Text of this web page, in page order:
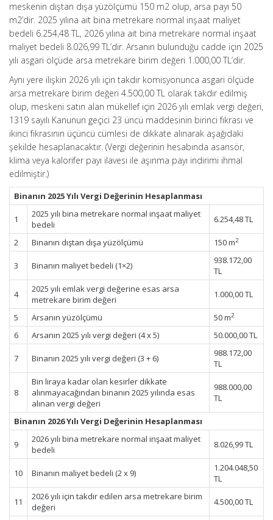
meskenin dıştan dışa yüzölçümü 150 m2 olup, arsa payı 50
m2’dir. 2025 yılına ait bina metrekare normal inşaat maliyet
bedeli 6.254,48 TL, 2026 yılına ait bina metrekare normal inşaat
maliyet bedeli 8.026,99 TL’dir. Arsanın bulunduğu cadde için 2025
yılı asgari ölçüde arsa metrekare birim değeri 1.000,00 TL’dir.
Aynı yere ilişkin 2026 yılı için takdir komisyonunca asgari ölçüde
arsa metrekare birim değeri 4.500,00 TL olarak takdir edilmiş
olup, meskeni satın alan mükellef için 2026 yılı emlak vergi değeri,
1319 sayılı Kanunun geçici 23 üncü maddesinin birinci fıkrası ve
ikinci fıkrasının üçüncü cümlesi de dikkate alınarak aşağıdaki
şekilde hesaplanacaktır. (Vergi değerinin hesabında asansör,
klima veya kalorifer payı ilavesi ile aşınma payı indirimi ihmal
edilmiştir.)
Binanın 2025 Yılı Vergi Değerinin Hesaplanması
1
2025 yılı bina metrekare normal inşaat maliyet
bedeli
6.254,48 TL
2 Binanın dıştan dışa yüzölçümü 150 m2
3 Binanın maliyet bedeli (1×2)
938.172,00
TL
4
2025 yılı emlak vergi değerine esas arsa
metrekare birim değeri
1.000,00 TL
5 Arsanın yüzölçümü 50 m2
6 Arsanın 2025 yılı vergi değeri (4 x 5) 50.000,00 TL
7 Binanın 2025 yılı vergi değeri (3 + 6)
988.172,00
TL
8
Bin liraya kadar olan kesirler dikkate
alınmayacağından binanın 2025 yılında esas
alınan vergi değeri
988.000,00
TL
Binanın 2026 Yılı Vergi Değerinin Hesaplanması
9
2026 yılı bina metrekare normal inşaat maliyet
bedeli
8.026,99 TL
10 Binanın maliyet bedeli (2 x 9)
1.204.048,50
TL
11
2026 yılı için takdir edilen arsa metrekare birim
değeri
4.500,00 TL